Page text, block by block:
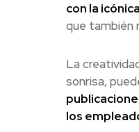
con la
que también
La
sonrisa,
los